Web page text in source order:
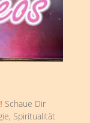
Schaue Dir
Spiritualität